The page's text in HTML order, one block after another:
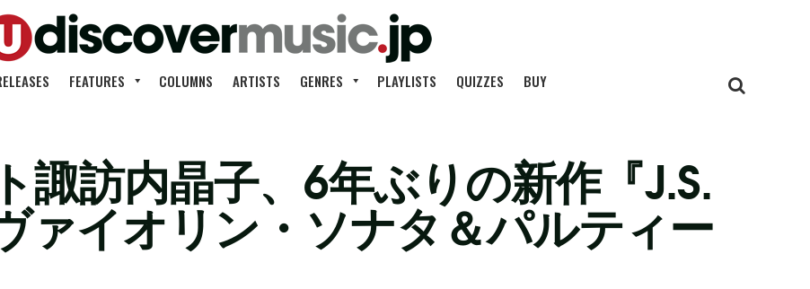
FEATURES COLUMNS ARTISTS GENRES PLAYLISTS QUIZZES BUY
諏訪内晶子、6年ぶりの新作『J.S.
ァイオリン・ソナタ＆パルティー